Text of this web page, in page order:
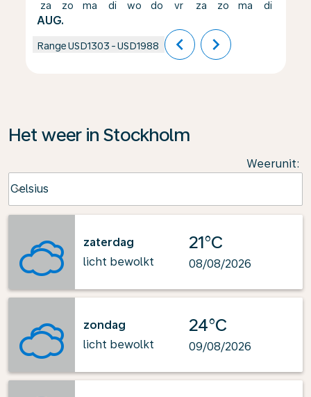
za
AUG.
zo ma di wo do vr za zo ma di
RangeUSD1303 -USD1988 chevron_left chevron_right
Het weer in Stockholm
Weerunit:
Celsius
keyboard_arrow_down
zaterdag
licht bewolkt
21°C
08/08/2026
zondag
licht bewolkt
24°C
09/08/2026